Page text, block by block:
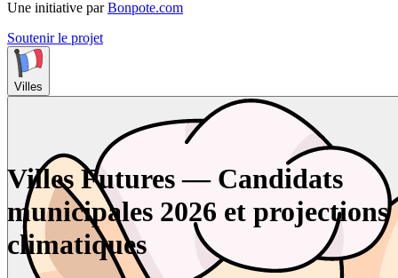
Une initiative par Bonpote.com
Soutenir le projet
Villes
Villes Futures — Candidats
municipales 2026 et projections
climatiques